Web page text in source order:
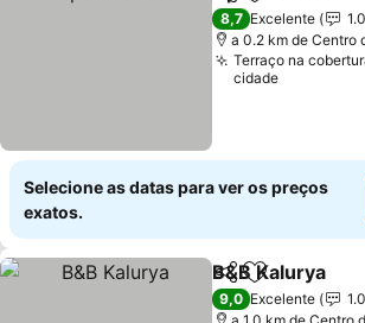
8,7 Excelente
a 0.2 km de Centro
Terraço na
cidade
Selecione as datas para ver os preços
exatos.
PartilharAdicionar
B&B Kalurya
9,0 Excelente